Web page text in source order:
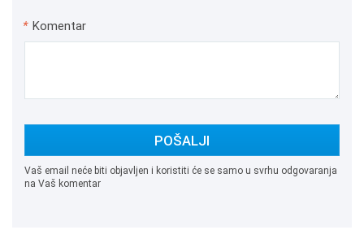
* Komentar
POŠALJI
Vaš email neće biti objavljen i koristiti će se samo u svrhu odgovaranja
na Vaš komentar